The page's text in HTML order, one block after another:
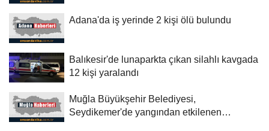
Adana'da iş yerinde 2 kişi ölü bulundu
Balıkesir'de lunaparkta çıkan silahlı kavgada
12 kişi yaralandı
Muğla Büyükşehir Belediyesi,
Seydikemer'de yangından etkilenen